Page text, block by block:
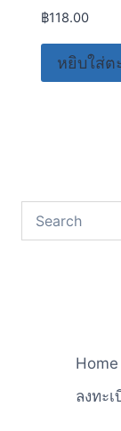
฿118.00
หยิบใส่ต
Home
ลงทะ